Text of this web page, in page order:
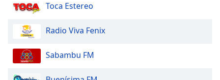
Toca Estereo
Radio Viva Fenix
Sabambu FM